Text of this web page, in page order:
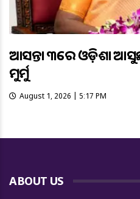
ଆସନ୍ତା ୩ରେ ଓଡ଼ିଶା
ମୁର୍ମୁ
August 1, 2026 | 5:17 PM
ABOUT US